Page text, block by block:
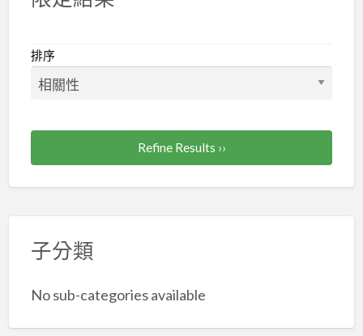
業
排序
Refine Results ››
子分類
No sub-categories available